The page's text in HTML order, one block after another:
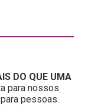
DO QUE UMA
para nossos
pessoas.